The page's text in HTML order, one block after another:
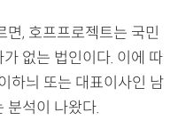
, 호프프로젝트는 국민
없는 법인이다. 이에 따
하늬 또는 대표이사인 남
분석이 나왔다.